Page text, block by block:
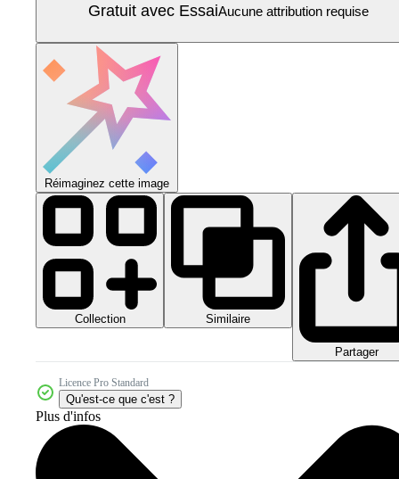
Gratuit avec EssaiAucune attribution requise
Réimaginez cette image
Collection Similaire
Partager
Licence Pro Standard
Qu'est-ce que c'est ?
Plus d'infos